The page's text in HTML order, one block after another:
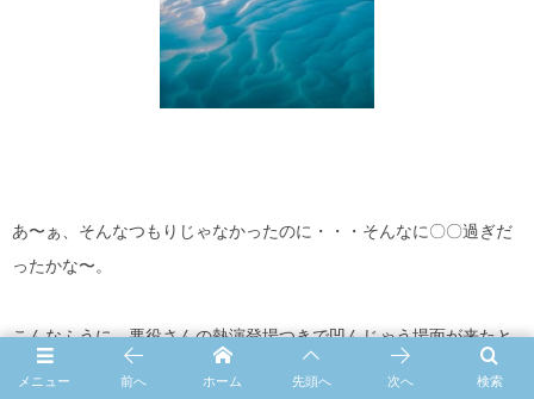
あ〜ぁ、そんなつもりじゃなかったのに・・・そんなに〇〇過ぎだ
ったかな〜。
こんなふうに、悪役さんの熱演登場つきで凹んじゃう場面が来たと
きって、しゃがみこんだまま、なかなか、立ち上がれない・・です
メニュー 検索
前へ ホーム 先頭へ 次へ